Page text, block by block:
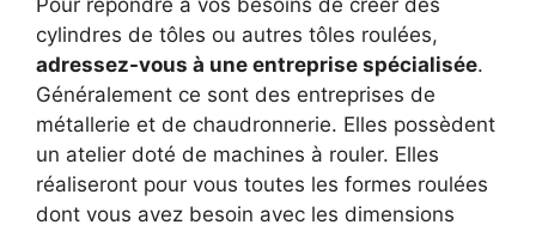
Pour répondre à vos besoins de créer des
cylindres de tôles ou autres tôles roulées,
adressez-vous à une entreprise spécialisée.
Généralement ce sont des entreprises de
métallerie et de chaudronnerie. Elles possèdent
un atelier doté de machines à rouler. Elles
réaliseront pour vous toutes les formes roulées
dont vous avez besoin avec les dimensions